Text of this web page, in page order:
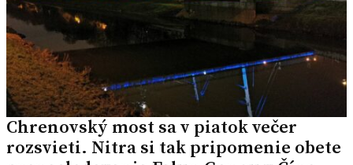
Chrenovský most sa v piatok večer
rozsvieti. Nitra si tak pripomenie obete